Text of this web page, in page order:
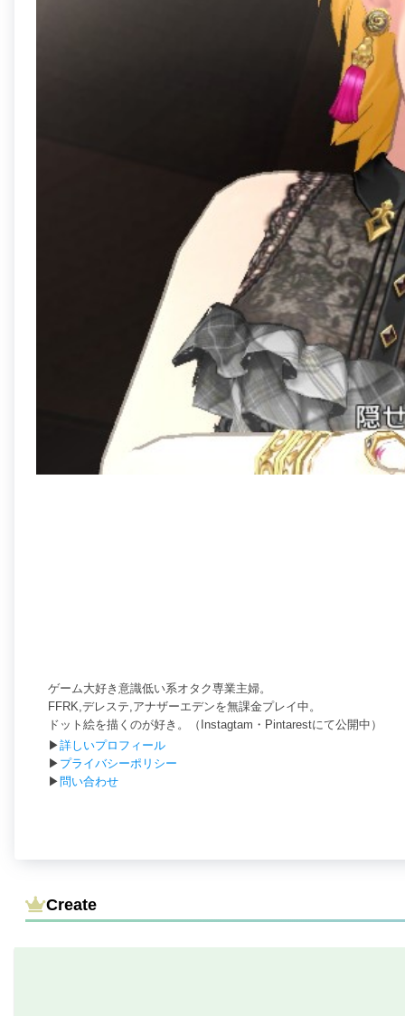
ゲーム大好き意識低い系オタク専業主婦。
FFRK,デレステ,アナザーエデンを無課金プレイ中。
ドット絵を描くのが好き。（Instagtam・Pintarestにて公開中）
▶詳しいプロフィール
▶ プライバシーポリシー
▶ 問い合わせ
Create